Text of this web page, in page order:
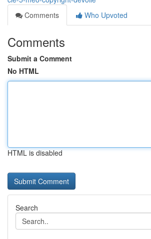
Comments
Who Upvoted
Comments
Submit a Comment
No HTML
HTML is disabled
Search